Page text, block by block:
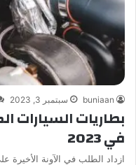
buniaan سبتمبر 3, 2023
بطاريات السيارات
في 2023
ازداد الطلب في الآونة الأخيرة